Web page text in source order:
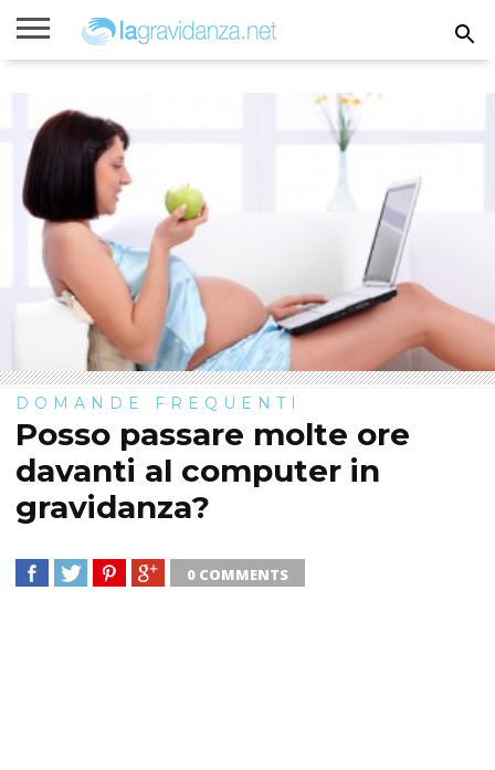
di
gravidanza
di
gravidanza
DOMANDE FREQUENTI
Posso passare molte ore
davanti al computer in
gravidanza?
0 COMMENTS